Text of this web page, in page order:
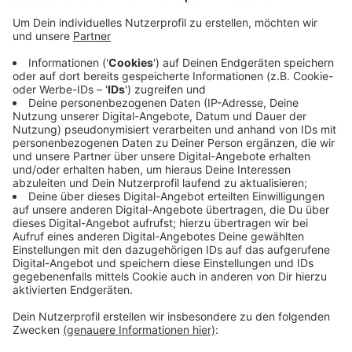
Anzeige
Die Anrufer berufen sich dabei auf einen Artikel der
Rheinischen Post zu möglichen Änderungen der
Ausbaubeiträge für Straßenanlieger, sagt die Stadt
Viersen. Vor allem ältere Menschen werden von den
falschen Mitarbeitern angerufen. Während des
Telefonats werden ihnen Beratunsgtermine
angeboten, die im Haus der potenziellen opfer
stattfinden sollen. Was die Anrufer damit bezwecken
wollen ist noch unklar.
Anzeige